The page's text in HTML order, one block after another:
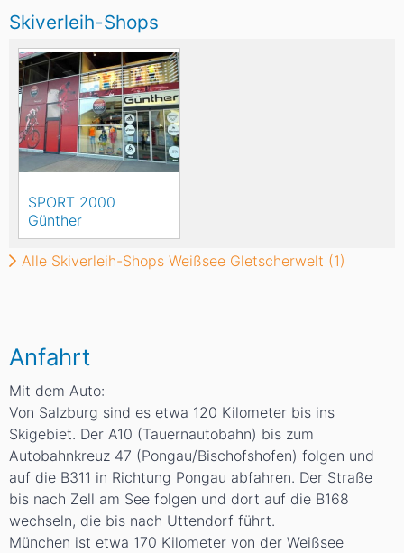
Skiverleih-Shops
SPORT 2000
Günther
Alle Skiverleih-Shops Weißsee Gletscherwelt (1)
Anfahrt
Mit dem Auto:
Von Salzburg sind es etwa 120 Kilometer bis ins
Skigebiet. Der A10 (Tauernautobahn) bis zum
Autobahnkreuz 47 (Pongau/Bischofshofen) folgen und
auf die B311 in Richtung Pongau abfahren. Der Straße
bis nach Zell am See folgen und dort auf die B168
wechseln, die bis nach Uttendorf führt.
München ist etwa 170 Kilometer von der Weißsee